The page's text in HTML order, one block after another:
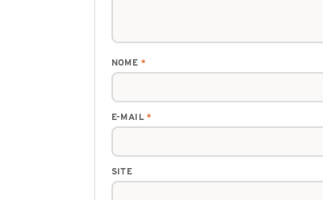
NOME *
E-MAIL*
SITE